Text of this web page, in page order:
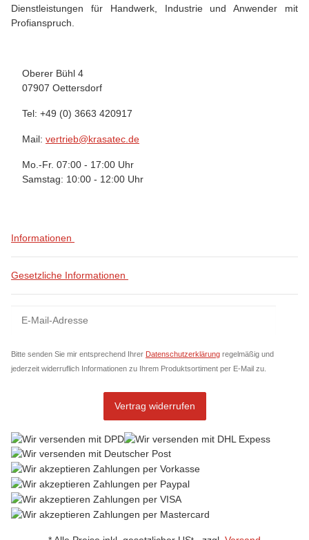
Dienstleistungen für Handwerk, Industrie und Anwender mit
Profianspruch.
Oberer Bühl 4
07907 Oettersdorf
Tel: +49 (0) 3663 420917
Mail: vertrieb@krasatec.de
Mo.-Fr. 07:00 - 17:00 Uhr
Samstag: 10:00 - 12:00 Uhr
Informationen
Gesetzliche Informationen
Newsletter Abonnieren
Bitte senden Sie mir entsprechend Ihrer Datenschutzerklärung regelmäßig und
jederzeit widerruflich Informationen zu Ihrem Produktsortiment per E-Mail zu.
Vertrag widerrufen